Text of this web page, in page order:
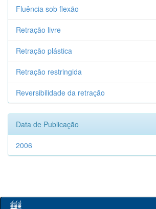
Fluência sob flexão
Retração livre
Retração plástica
Retração restringida
Reversibilidade da retração
Data de Publicação
2006